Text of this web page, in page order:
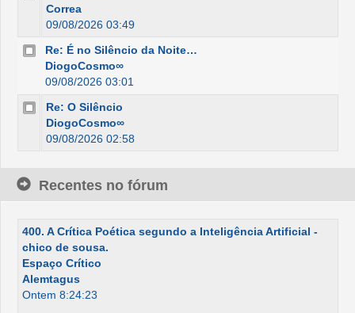
Correa
09/08/2026 03:49
Re: É no Silêncio da Noite…
DiogoCosmo∞
09/08/2026 03:01
Re: O Silêncio
DiogoCosmo∞
09/08/2026 02:58
Recentes no fórum
400. A Crítica Poética segundo a Inteligência Artificial -
chico de sousa.
Espaço Crítico
Alemtagus
Ontem 8:24:23